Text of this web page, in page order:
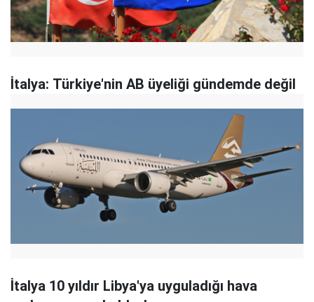
İtalya: Türkiye'nin AB üyeliği gündemde değil
İtalya 10 yıldır Libya'ya uyguladığı hava